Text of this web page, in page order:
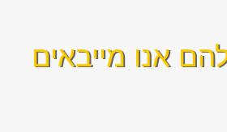
אנו מייבאים